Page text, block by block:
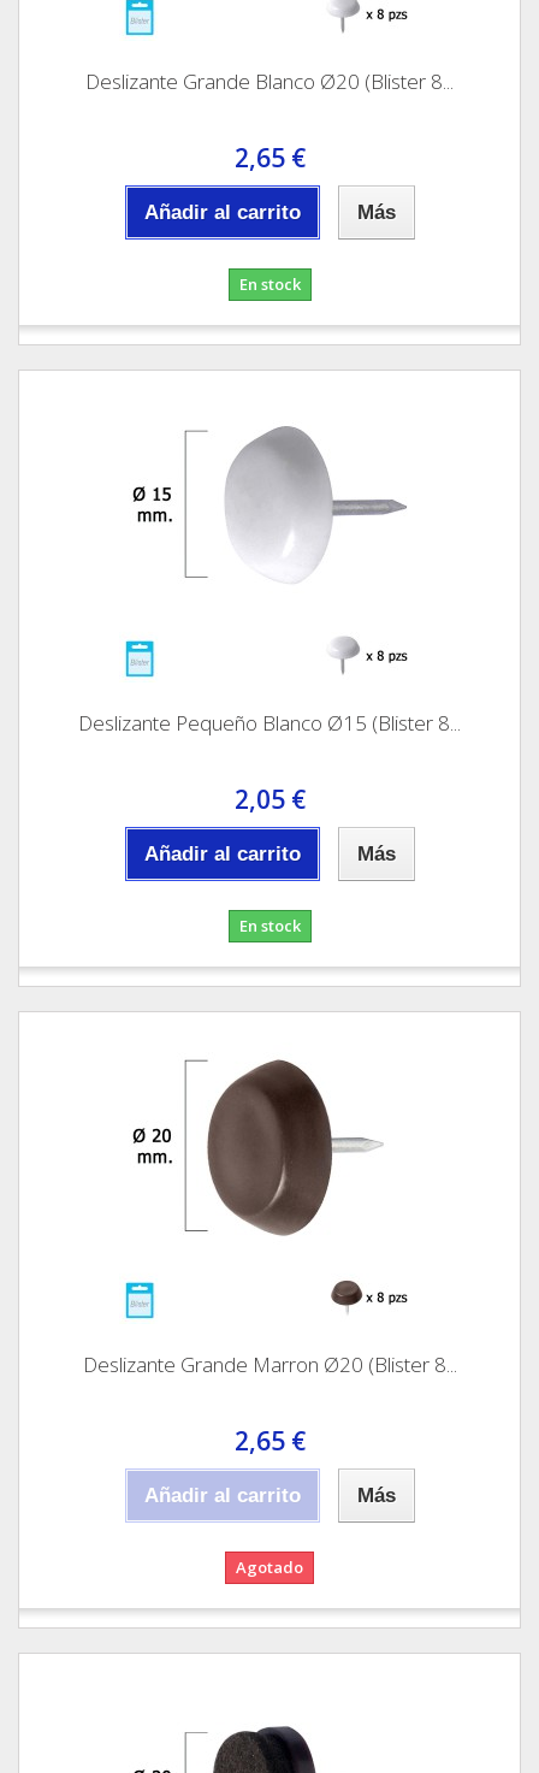
Deslizante Grande Blanco Ø20 (Blister 8...
2,65 €
Añadir al carrito Más
En stock
Deslizante Pequeño Blanco Ø15 (Blister 8...
2,05 €
Añadir al carrito Más
En stock
Deslizante Grande Marron Ø20 (Blister 8...
2,65 €
Añadir al carrito Más
Agotado